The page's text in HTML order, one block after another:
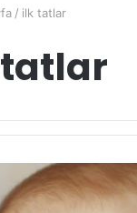
/ ilk tatlar